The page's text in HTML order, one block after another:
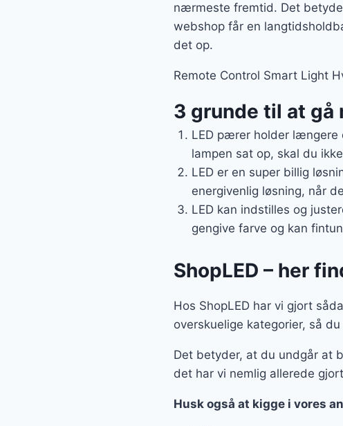
nærmeste fremtid. Det
webshop får en
det op.
Remote Control Smart Light
3 grunde til at gå
LED pærer holder længere
lampen sat op, skal du
LED er en super billig
energivenlig løsning, når
LED kan indstilles og
gengive farve og kan
ShopLED – her
Hos ShopLED har vi gjort
overskuelige kategorier, så
Det betyder, at du undgår at
det har vi nemlig allerede
Husk også at kigge i vores